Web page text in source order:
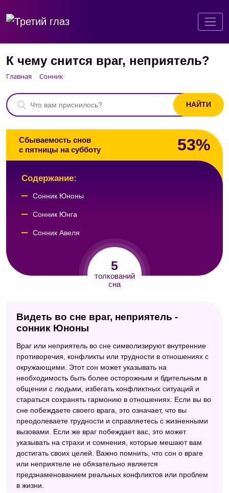
К чему снится враг, неприятель?
Главная Сонник
Сбываемость снов
с пятницы на субботу
53%
5
толкований
сна
Содержание:
Сонник Юноны
Сонник Юнга
Сонник Авеля
Сонник Кассандры
Видеть во сне враг, неприятель -
сонник Юноны
Враг или неприятель во сне символизируют внутренние
противоречия, конфликты или трудности в отношениях с
окружающими. Этот сон может указывать на
необходимость быть более осторожным и бдительным в
общении с людьми, избегать конфликтных ситуаций и
стараться сохранять гармонию в отношениях. Если вы во
сне побеждаете своего врага, это означает, что вы
преодолеваете трудности и справляетесь с жизненными
вызовами. Если же враг побеждает вас, это может
указывать на страхи и сомнения, которые мешают вам
достигать своих целей. Важно помнить, что сон о враге
или неприятеле не обязательно является
предзнаменованием реальных конфликтов или проблем
в жизни.